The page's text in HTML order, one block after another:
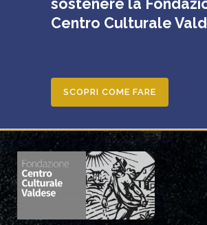
sostenere la
Centro Culturale
SCOPRI COME FARE